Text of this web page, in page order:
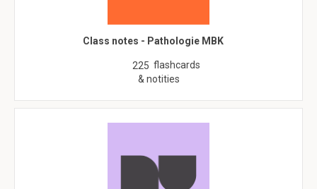
Class notes - Pathologie MBK
225 flashcards
& notities